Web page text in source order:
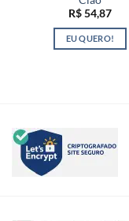
R$54,87
EU QUERO!